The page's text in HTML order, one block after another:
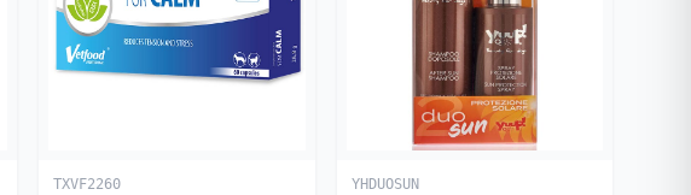
TXVF2260 YHDUOSUN